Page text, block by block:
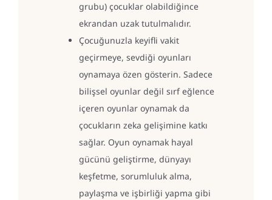
grubu) çocuklar olabildiğince
ekrandan uzak tutulmalıdır.
Çocuğunuzla keyifli vakit
geçirmeye, sevdiği oyunları
oynamaya özen gösterin. Sadece
bilişsel oyunlar değil sırf eğlence
içeren oyunlar oynamak da
çocukların zeka gelişimine katkı
sağlar. Oyun oynamak hayal
gücünü geliştirme, dünyayı
keşfetme, sorumluluk alma,
paylaşma ve işbirliği yapma gibi